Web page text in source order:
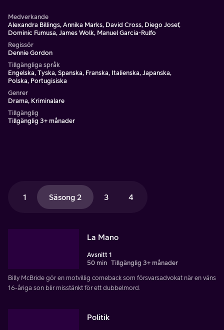
Medverkande
Alexandra Billings, Annika Marks, David Cross, Diego Josef,
Dominic Fumusa, James Wolk, Manuel Garcia-Rulfo
Regissör
Dennie Gordon
Tillgängliga språk
Engelska, Tyska, Spanska, Franska, Italienska, Japanska,
Polska, Portugisiska
Genrer
Drama, Kriminalare
Tillgänglig
Tillgänglig 3+ månader
1 Säsong 2 3 4
La Mano
Avsnitt 1
50 min Tillgänglig 3+ månader
Billy McBride gör en motvillig comeback som försvarsadvokat när en väns
16-åriga son blir misstänkt för ett dubbelmord.
Politik